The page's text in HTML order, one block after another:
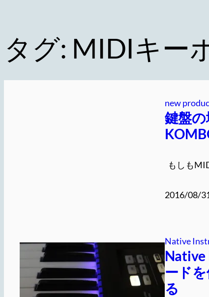
タグ: MIDIキー
new
鍵盤
もしも
2016/08/
Native
Native
ード
る